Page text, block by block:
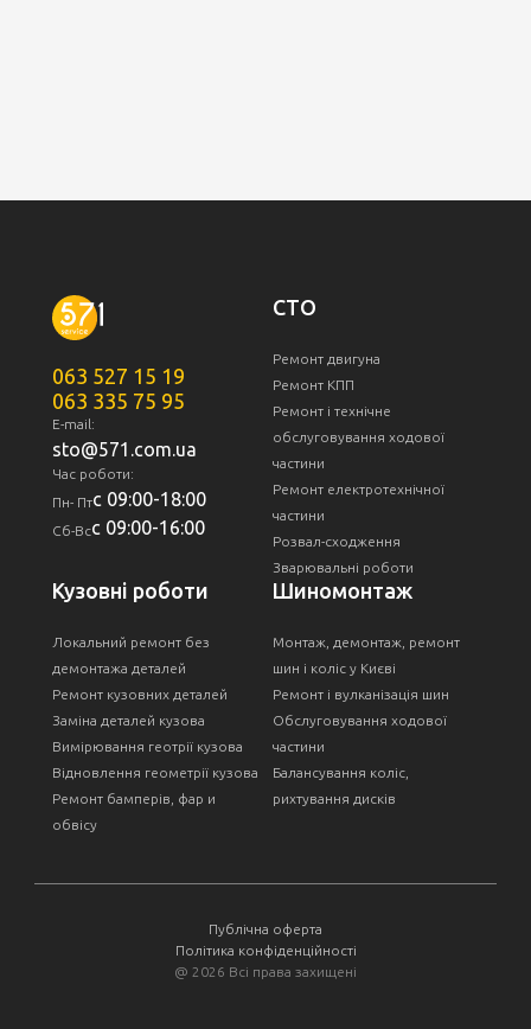
063 527 15 19
063 335 75 95
E-mail:
sto@571.com.ua
Час роботи:
Пн- Птс 09:00-18:00
Сб-Всс 09:00-16:00
СТО
Ремонт двигуна
Ремонт КПП
Ремонт і технічне
обслуговування ходової
частини
Ремонт електротехнічної
частини
Розвал-сходження
Зварювальні роботи
Кузовні роботи
Локальний ремонт без
демонтажа деталей
Ремонт кузовних деталей
Заміна деталей кузова
Вимірювання геотрії кузова
Відновлення геометрії кузова
Ремонт бамперів, фар и
обвісу
Шиномонтаж
Монтаж, демонтаж, ремонт
шин і коліс у Києві
Ремонт і вулканізація шин
Обслуговування ходової
частини
Балансування коліс,
рихтування дисків
Публічна оферта
Політика конфіденційності
@ 2026 Всі права захищені